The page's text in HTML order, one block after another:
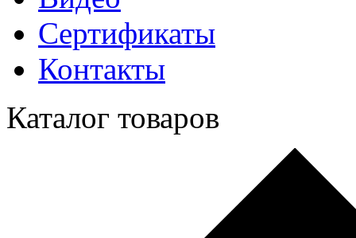
Сертификаты
Контакты
Каталог товаров